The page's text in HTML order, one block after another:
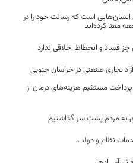
انسان‌هایی است که رسالت خود را در
کرده‌اند
فساد و انحطاط اخلاقی ندارد
تجاری صنعتی در خراسان جنوبی
مستقیم هزینه‌های درمان از
به مردم پشت سر گذاشتیم
نظام و دولت